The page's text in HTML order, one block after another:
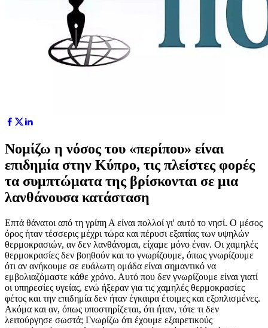
Νομίζω η νόσος του «περίπου» είναι
επιδημία στην Κύπρο, τις πλείστες φορές
τα συμπτώματα της βρίσκονται σε μια
λανθάνουσα κατάσταση
Επτά θάνατοι από τη γρίπη Α είναι πολλοί γι' αυτό το νησί. Ο μέσος
όρος ήταν τέσσερις μέχρι τώρα και πέρυσι εξαιτίας των υψηλών
θερμοκρασιών, αν δεν λανθάνομαι, είχαμε μόνο έναν. Οι χαμηλές
θερμοκρασίες δεν βοηθούν και το γνωρίζουμε, όπως γνωρίζουμε
ότι αν ανήκουμε σε ευάλωτη ομάδα είναι σημαντικό να
εμβολιαζόμαστε κάθε χρόνο. Αυτό που δεν γνωρίζουμε είναι γιατί
οι υπηρεσίες υγείας, ενώ ήξεραν για τις χαμηλές θερμοκρασίες
φέτος και την επιδημία δεν ήταν έγκαιρα έτοιμες και εξοπλισμένες.
Ακόμα και αν, όπως υποστηρίζεται, ότι ήταν, τότε τι δεν
λειτούργησε σωστά; Γνωρίζω ότι έχουμε εξαιρετικούς